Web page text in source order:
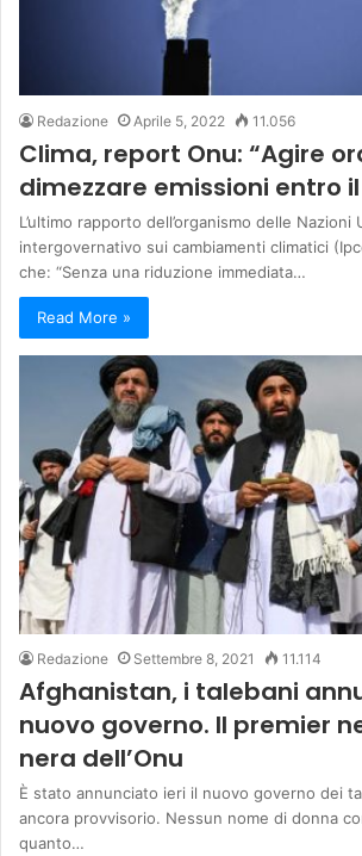
Redazione Aprile 5, 2022 11.056
Clima, report Onu: “Agire
dimezzare emissioni entro il
L’ultimo rapporto dell’organismo delle Nazioni
intergovernativo sui cambiamenti climatici
che: “Senza una riduzione immediata…
Read More »
Redazione Settembre 8, 2021 11.114
Afghanistan, i talebani
nuovo governo. Il premier
nera dell’Onu
È stato annunciato ieri il nuovo governo dei
ancora provvisorio. Nessun nome di donna
quanto…